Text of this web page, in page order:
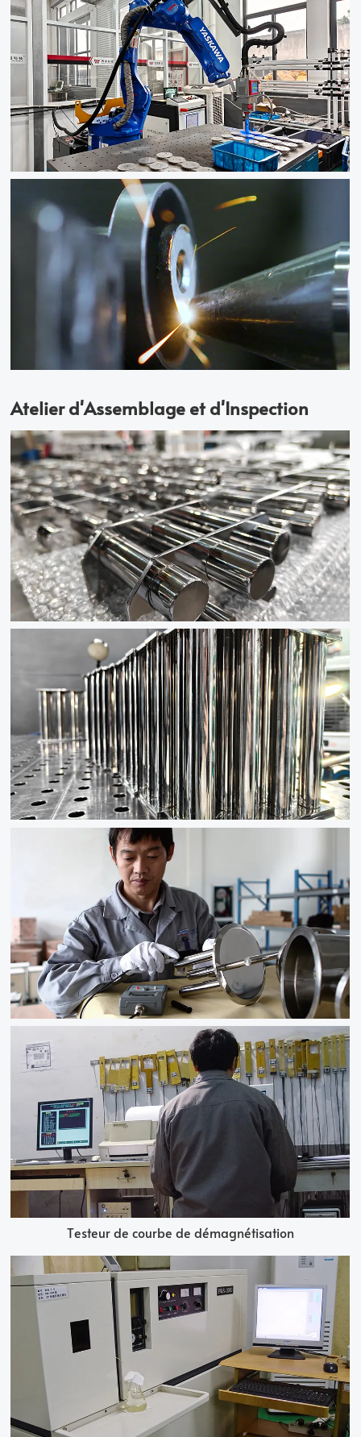
Atelier d'Assemblage et d'Inspection
Testeur de courbe de démagnétisation